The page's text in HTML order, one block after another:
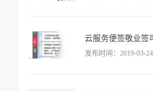
云服务便签敬业签
发布时间：2019-03-24